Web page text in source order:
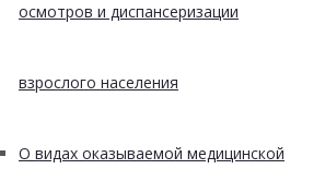
осмотров и диспансеризации
взрослого населения
О видах оказываемой медицинской